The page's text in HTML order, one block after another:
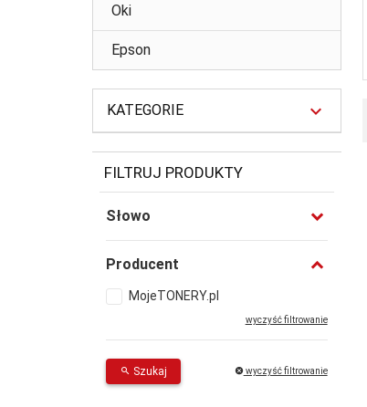
Oki
Epson
KATEGORIE
FILTRUJ PRODUKTY
Słowo
Producent
MojeTONERY.pl
wyczyść filtrowanie
Szukaj wyczyść filtrowanie